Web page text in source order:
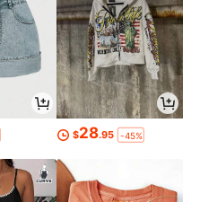
$28.95 -45%